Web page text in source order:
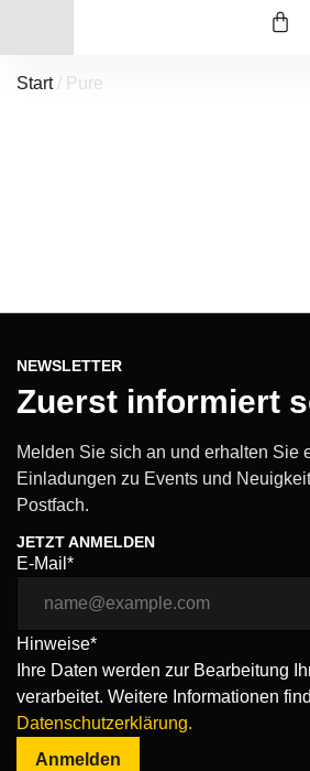
Start/ Pure
NEWSLETTER
Zuerst informiert
Melden Sie sich an und erhalten Sie
Einladungen zu Events und
Postfach.
JETZT ANMELDEN
E-Mail*
Hinweise*
Ihre Daten werden zur Bearbeitung
verarbeitet. Weitere Informationen
Datenschutzerklärung.
Anmelden